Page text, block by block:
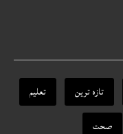
تازہ ترین
تعلیم
صحت